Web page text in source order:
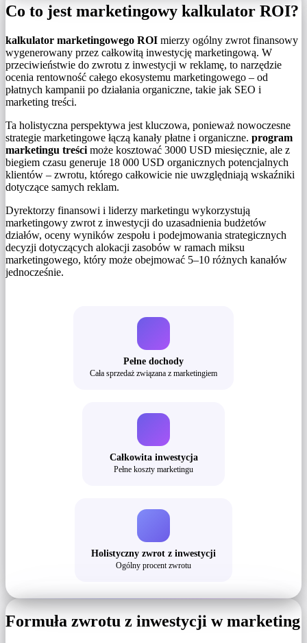
Co to jest marketingowy kalkulator ROI?
kalkulator marketingowego ROI mierzy ogólny zwrot finansowy
wygenerowany przez całkowitą inwestycję marketingową. W
przeciwieństwie do zwrotu z inwestycji w reklamę, to narzędzie
ocenia rentowność całego ekosystemu marketingowego – od
płatnych kampanii po działania organiczne, takie jak SEO i
marketing treści.
Ta holistyczna perspektywa jest kluczowa, ponieważ nowoczesne
strategie marketingowe łączą kanały płatne i organiczne. program
marketingu treści może kosztować 3000 USD miesięcznie, ale z
biegiem czasu generuje 18 000 USD organicznych potencjalnych
klientów – zwrotu, którego całkowicie nie uwzględniają wskaźniki
dotyczące samych reklam.
Dyrektorzy finansowi i liderzy marketingu wykorzystują
marketingowy zwrot z inwestycji do uzasadnienia budżetów
działów, oceny wyników zespołu i podejmowania strategicznych
decyzji dotyczących alokacji zasobów w ramach miksu
marketingowego, który może obejmować 5–10 różnych kanałów
jednocześnie.
Pełne dochody
Cała sprzedaż związana z marketingiem
Całkowita inwestycja
Pełne koszty marketingu
Holistyczny zwrot z inwestycji
Ogólny procent zwrotu
Formuła zwrotu z inwestycji w marketing